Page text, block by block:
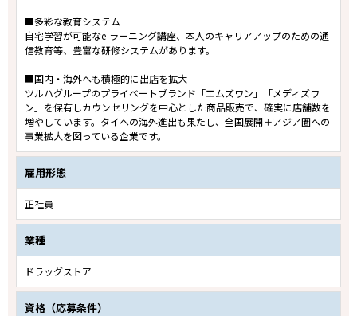
■多彩な教育システム
自宅学習が可能なe-ラーニング講座、本人のキャリアアップのための通
信教育等、豊富な研修システムがあります。
■国内・海外へも積極的に出店を拡大
ツルハグループのプライベートブランド「エムズワン」「メディズワ
ン」を保有しカウンセリングを中心とした商品販売で、確実に店舗数を
増やしています。タイへの海外進出も果たし、全国展開＋アジア圏への
事業拡大を図っている企業です。
雇用形態
正社員
業種
ドラッグストア
資格（応募条件）